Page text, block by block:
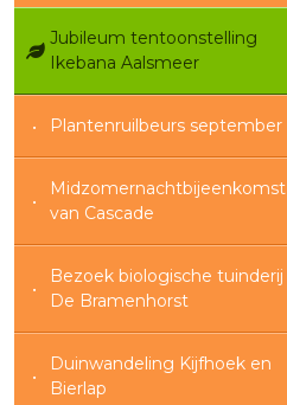
Jubileum tentoonstelling
Ikebana Aalsmeer
Plantenruilbeurs september
Midzomernachtbijeenkomst
van Cascade
Bezoek biologische tuinderij
De Bramenhorst
Duinwandeling Kijfhoek en
Bierlap